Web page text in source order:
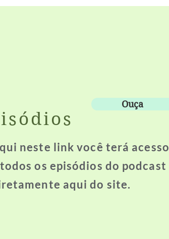
Ouça
neste link você terá acesso
os episódios do podcast
aqui do site.